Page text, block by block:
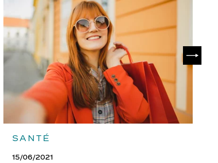
SANTÉ
15/06/2021
choisir
la
couleur
de
verres